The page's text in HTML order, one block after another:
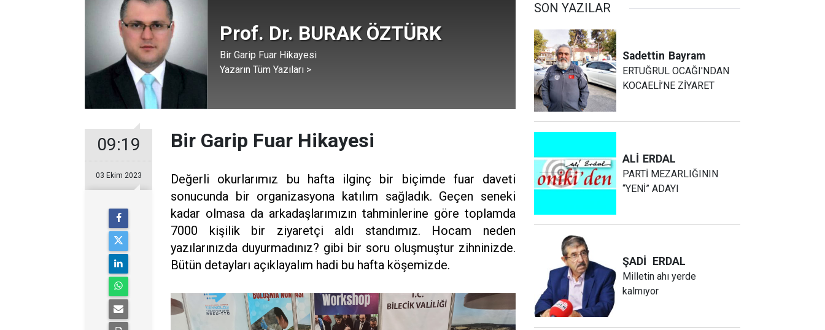
Prof. Dr. BURAK ÖZTÜRK
Bir Garip Fuar Hikayesi
Yazarın Tüm Yazıları >
09:19
03 Ekim 2023
Bir Garip Fuar Hikayesi
Değerli okurlarımız bu hafta ilginç bir biçimde fuar daveti
sonucunda bir organizasyona katılım sağladık. Geçen seneki
kadar olmasa da arkadaşlarımızın tahminlerine göre toplamda
7000 kişilik bir ziyaretçi aldı standımız. Hocam neden
yazılarınızda duyurmadınız? gibi bir soru oluşmuştur zihninizde.
Bütün detayları açıklayalım hadi bu hafta köşemizde.
SON YAZILAR
Sadettin Bayram
ERTUĞRUL OCAĞI'NDAN
KOCAELİ’NE ZİYARET
ALİ ERDAL
PARTİ MEZARLIĞININ
“YENİ” ADAYI
ŞADİ ERDAL
Milletin ahı yerde
kalmıyor